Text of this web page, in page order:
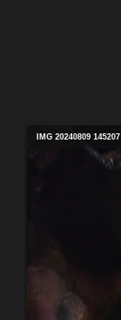
IMG 20240809 145207